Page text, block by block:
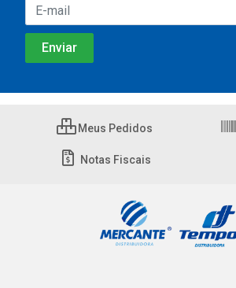
Meus Pedidos
Notas Fiscais